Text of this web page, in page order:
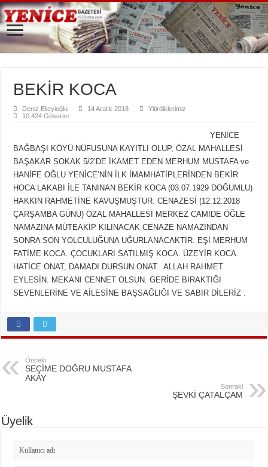
BEKİR KOCA
Deniz Elieyioğlu 14 Aralık 2018
Yitirdiklerimiz
10,424 Göserim
YENİCE
BAĞBAŞI KÖYÜ NÜFUSUNA KAYITLI OLUP, ÖZAL MAHALLESİ
BAŞAKAR SOKAK 5/2’DE İKAMET EDEN MERHUM MUSTAFA ve
HANİFE OĞLU YENİCE’NİN İLK İMAMHATİPLERİNDEN BEKİR
HOCA LAKABI İLE TANINAN BEKİR KOCA (03.07.1929 DOĞUMLU)
HAKKIN RAHMETİNE KAVUŞMUŞTUR. CENAZESİ (12.12.2018
ÇARŞAMBA GÜNÜ) ÖZAL MAHALLESİ MERKEZ CAMİDE ÖĞLE
NAMAZINA MÜTEAKİP KILINACAK CENAZE NAMAZINDAN
SONRA SON YOLCULUĞUNA UĞURLANACAKTIR. EŞİ MERHUM
FATİME KOCA. ÇOCUKLARI SATILMIŞ KOCA. ÜZEYİR KOCA.
HATİCE ONAT, DAMADI DURSUN ONAT. ALLAH RAHMET
EYLESİN. MEKANI CENNET OLSUN. GERİDE BIRAKTIĞI
SEVENLERİNE VE AİLESİNE BAŞSAĞLIĞI VE SABIR DİLERİZ .
Önceki
SEÇİME DOĞRU MUSTAFA
AKAY
Sonraki
ŞEVKİ ÇATALÇAM
Üyelik